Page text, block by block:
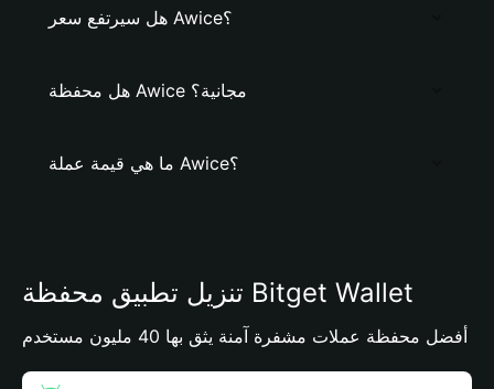
هل سيرتفع سعر Awice؟
هل محفظة Awice مجانية؟
ما هي قيمة عملة Awice؟
تنزيل تطبيق محفظة Bitget Wallet
أفضل محفظة عملات مشفرة آمنة يثق بها 40 مليون مستخدم